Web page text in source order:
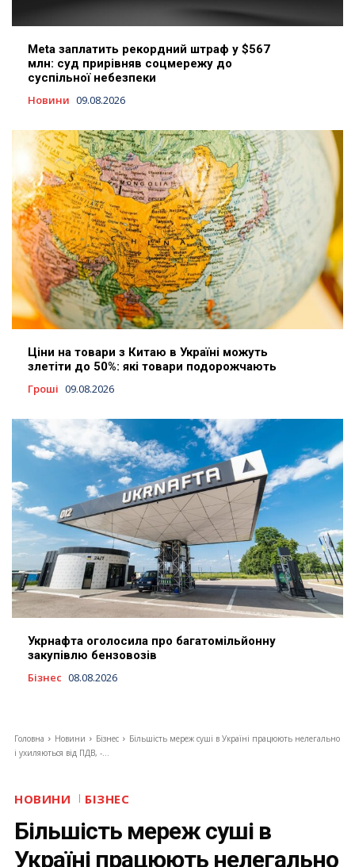
Meta заплатить рекордний штраф у $567
млн: суд прирівняв соцмережу до
суспільної небезпеки
Новини 09.08.2026
Ціни на товари з Китаю в Україні можуть
злетіти до 50%: які товари подорожчають
Гроші 09.08.2026
Укрнафта оголосила про багатомільйонну
закупівлю бензовозів
Бізнес 08.08.2026